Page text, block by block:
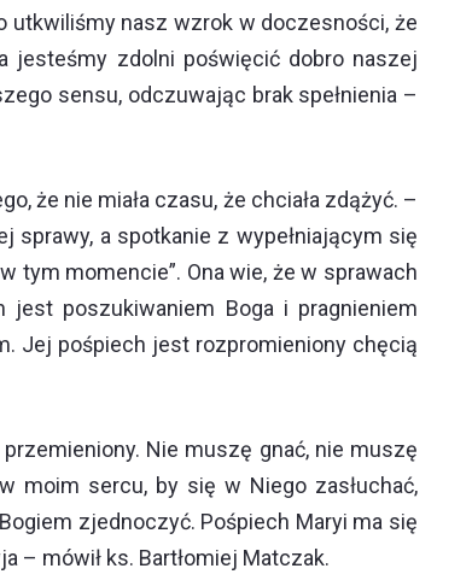
utkwiliśmy nasz wzrok w doczesności, że
jesteśmy zdolni poświęcić dobro naszej
sensu, odczuwając brak spełnienia –
że nie miała czasu, że chciała zdążyć. –
sprawy, a spotkanie z wypełniającym się
tym momencie”. Ona wie, że w sprawach
poszukiwaniem Boga i pragnieniem
Jej pośpiech jest rozpromieniony chęcią
Nie muszę gnać, nie muszę
moim sercu, by się w Niego zasłuchać,
zjednoczyć. Pośpiech Maryi ma się
– mówił ks. Bartłomiej Matczak.